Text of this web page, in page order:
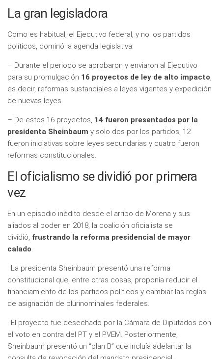
La gran legisladora
Como es habitual, el Ejecutivo federal, y no los partidos
políticos, dominó la agenda legislativa.
– Durante el periodo se aprobaron y enviaron al Ejecutivo
para su promulgación 16 proyectos de ley de alto impacto,
es decir, reformas sustanciales a leyes vigentes y expedición
de nuevas leyes.
– De estos 16 proyectos, 14 fueron presentados por la
presidenta Sheinbaum y solo dos por los partidos; 12
fueron iniciativas sobre leyes secundarias y cuatro fueron
reformas constitucionales.
El oficialismo se dividió por primera
vez
En un episodio inédito desde el arribo de Morena y sus
aliados al poder en 2018, la coalición oficialista se
dividió, frustrando la reforma presidencial de mayor
calado.
· La presidenta Sheinbaum presentó una reforma
constitucional que, entre otras cosas, proponía reducir el
financiamiento de los partidos políticos y cambiar las reglas
de asignación de plurinominales federales.
· El proyecto fue desechado por la Cámara de Diputados con
el voto en contra del PT y el PVEM. Posteriormente,
Sheinbaum presentó un “plan B” que incluía adelantar la